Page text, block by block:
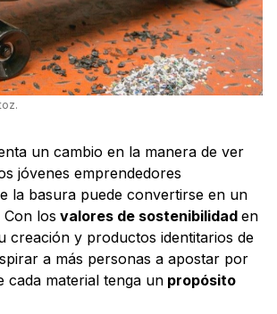
un cambio en la manera de ver
jóvenes emprendedores
la basura puede convertirse en un
los valores de sostenibilidad en
creación y productos identitarios de
a más personas a apostar por
cada material tenga un propósito